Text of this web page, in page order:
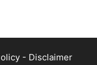
- Disclaimer